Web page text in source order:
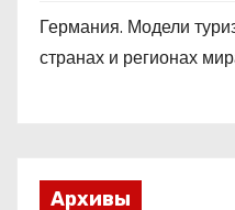
Германия. Модели
странах и регионах
Архивы